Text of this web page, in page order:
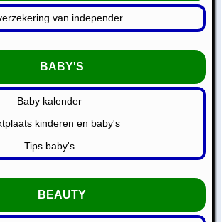
van independer
BABY'S
Baby kalender
kinderen en baby's
Tips baby's
BEAUTY